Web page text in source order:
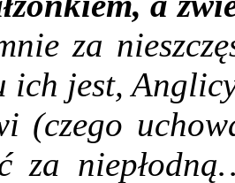
za
ich jest,
(czego
za